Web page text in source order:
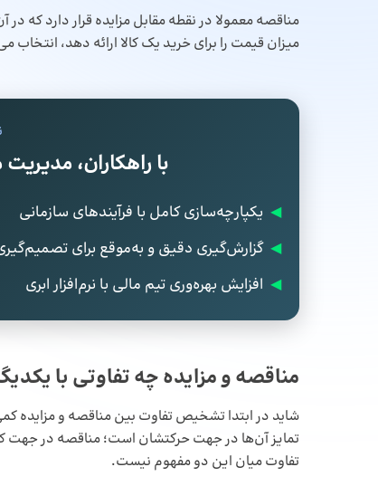
مناقصه معمولا در نقطه مقابل مزایده قرار دارد
میزان قیمت را برای خرید یک کالا ارائه دهد، انتخاب
با راهکاران،
◀ یکپارچه‌سازی کامل با فرآیندهای سازمانی
◀ گزارش‌گیری دقیق و به‌موقع برای
◀ افزایش بهره‌وری تیم مالی با نرم‌افزار ابری
مناقصه و مزایده چه تفاوتی با
شاید در ابتدا تشخیص تفاوت بین مناقصه و
تمایز آن‌ها در جهت حرکتشان است؛ مناقصه در جهت
تفاوت میان این دو مفهوم نیست.